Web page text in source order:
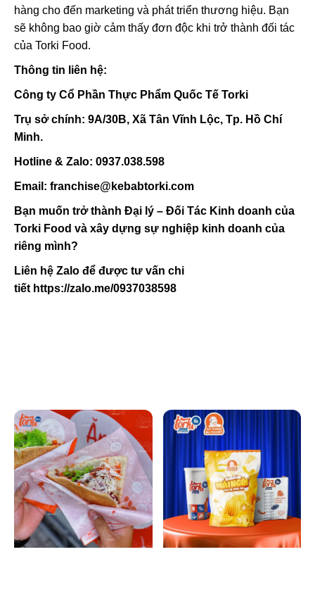
hàng cho đến marketing và phát triển thương hiệu. Bạn
sẽ không bao giờ cảm thấy đơn độc khi trở thành đối tác
của Torki Food.
Thông tin liên hệ:
Công ty Cổ Phần Thực Phẩm Quốc Tế Torki
Trụ sở chính: 9A/30B, Xã Tân Vĩnh Lộc, Tp. Hồ Chí
Minh.
Hotline & Zalo: 0937.038.598
Email: franchise@kebabtorki.com
Bạn muốn trở thành Đại lý – Đối Tác Kinh doanh của
Torki Food và xây dựng sự nghiệp kinh doanh của
riêng mình?
Liên hệ Zalo để được tư vấn chi
tiết https://zalo.me/0937038598